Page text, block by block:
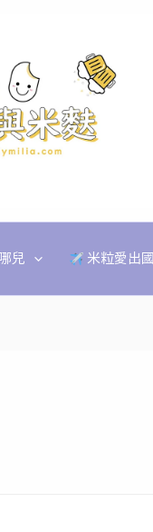
兒 米粒愛出國